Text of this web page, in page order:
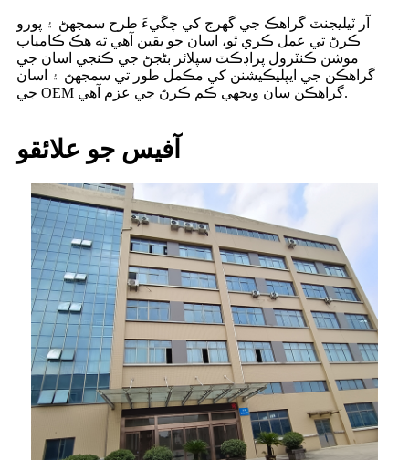
آر ٽيليجنٽ گراهڪ جي گهرج کي چڱيءَ طرح سمجهڻ ۽ پورو
ڪرڻ تي عمل ڪري ٿو، اسان جو يقين آهي ته هڪ ڪامياب
موشن ڪنٽرول پراڊڪٽ سپلائر بڻجڻ جي ڪنجي اسان جي
گراهڪن جي ايپليڪيشنن کي مڪمل طور تي سمجهڻ ۽ اسان
جي OEM گراهڪن سان ويجهي ڪم ڪرڻ جي عزم آهي.
آفيس جو علائقو